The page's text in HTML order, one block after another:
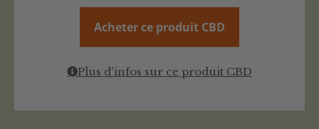
Acheter ce produit CBD
Plus d'infos sur ce produit CBD